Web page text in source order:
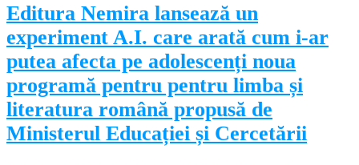
Editura Nemira lansează un
experiment A.I. care arată cum i-ar
putea afecta pe adolescenți noua
programă pentru pentru limba și
literatura română propusă de
Ministerul Educației și Cercetării